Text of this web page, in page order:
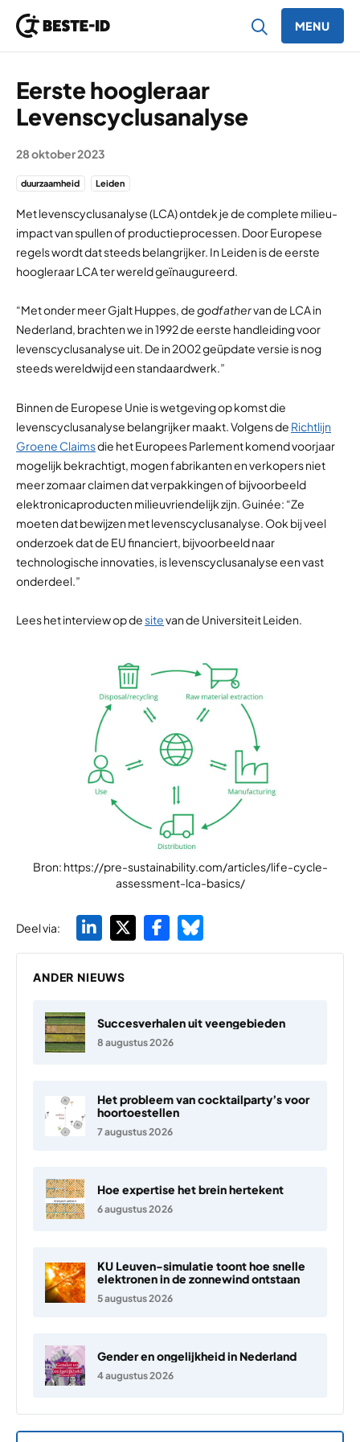
MENU
Eerste hoogleraar
Levenscyclusanalyse
28 oktober 2023
duurzaamheid Leiden
Met levenscyclusanalyse (LCA) ontdek je de complete milieu-
impact van spullen of productieprocessen. Door Europese
regels wordt dat steeds belangrijker. In Leiden is de eerste
hoogleraar LCA ter wereld geïnaugureerd.
“Met onder meer Gjalt Huppes, degodfathervan de LCA in
Nederland, brachten we in 1992 de eerste handleiding voor
levenscyclusanalyse uit. De in 2002 geüpdate versie is nog
steeds wereldwijd een standaardwerk.”
Binnen de Europese Unie is wetgeving op komst die
levenscyclusanalyse belangrijker maakt. Volgens de Richtlijn
Groene Claimsdie het Europees Parlement komend voorjaar
mogelijk bekrachtigt, mogen fabrikanten en verkopers niet
meer zomaar claimen dat verpakkingen of bijvoorbeeld
elektronicaproducten milieuvriendelijk zijn. Guinée: “Ze
moeten dat bewijzen met levenscyclusanalyse. Ook bij veel
onderzoek dat de EU financiert, bijvoorbeeld naar
technologische innovaties, is levenscyclusanalyse een vast
onderdeel.”
Lees het interview op desitevan de Universiteit Leiden.
Bron: https://pre-sustainability.com/articles/life-cycle-
assessment-lca-basics/
Deel via:
ANDER NIEUWS
Succesverhalen uit veengebieden
8 augustus 2026
Het probleem van cocktailparty’s voor
hoortoestellen
7 augustus 2026
Hoe expertise het brein hertekent
6 augustus 2026
KU Leuven-simulatie toont hoe snelle
elektronen in de zonnewind ontstaan
5 augustus 2026
Gender en ongelijkheid in Nederland
4 augustus 2026